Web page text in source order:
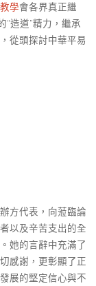
教學會各界真正繼
“造道”精力，繼承
從頭探討中華平易
方代表，向蒞臨論
以及辛苦支出的全
她的言辭中充滿了
感謝，更彰顯了正
展的堅定信心與不